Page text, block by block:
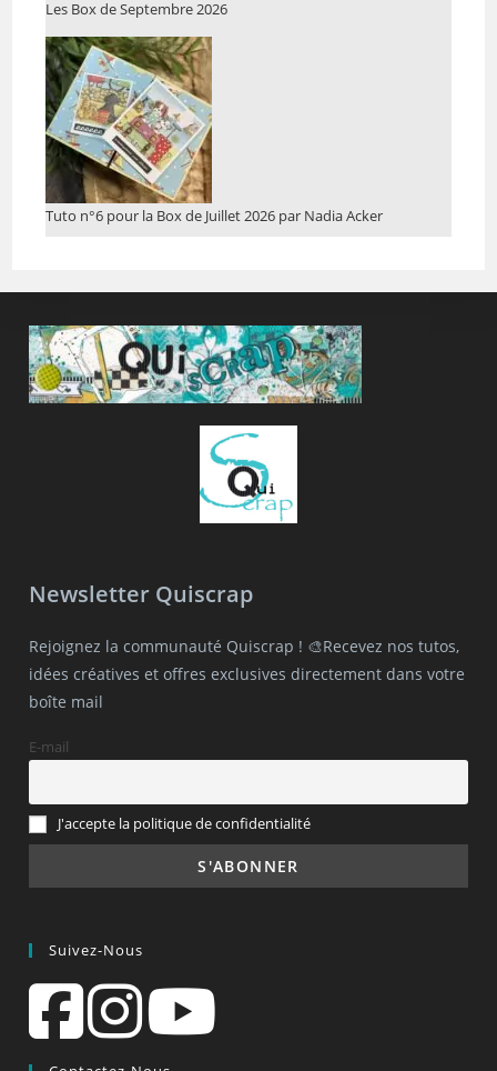
Les Box de Septembre 2026
Tuto n°6 pour la Box de Juillet 2026 par Nadia Acker
Newsletter Quiscrap
Rejoignez la communauté Quiscrap ! 🎨Recevez nos tutos,
idées créatives et offres exclusives directement dans votre
boîte mail
E-mail
J'accepte la politique de confidentialité
Suivez-Nous